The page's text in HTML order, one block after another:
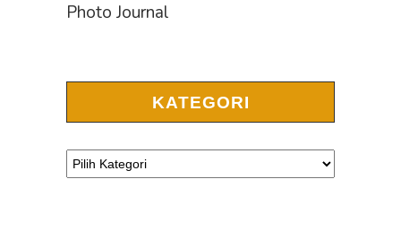
Photo Journal
KATEGORI